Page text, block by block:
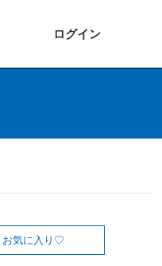
ログイン
お気に入り